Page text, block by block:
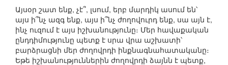
Այսօր շատ ենք, չէ՞, լսում, երբ մարդիկ ասում են՝
այս ի՞նչ ազգ ենք, այս ի՞նչ ժողովուրդ ենք, սա այն է,
ինչ ուզում է այս իշխանությունը։ Մեր հավաքական
ընդդիմությունը պետք է սրա վրա աշխատի՝
բարձրացնի մեր ժողովրդի ինքնագնահատականը։
Եթե իշխանություններին ժողովրդի ձայնն է պետք,